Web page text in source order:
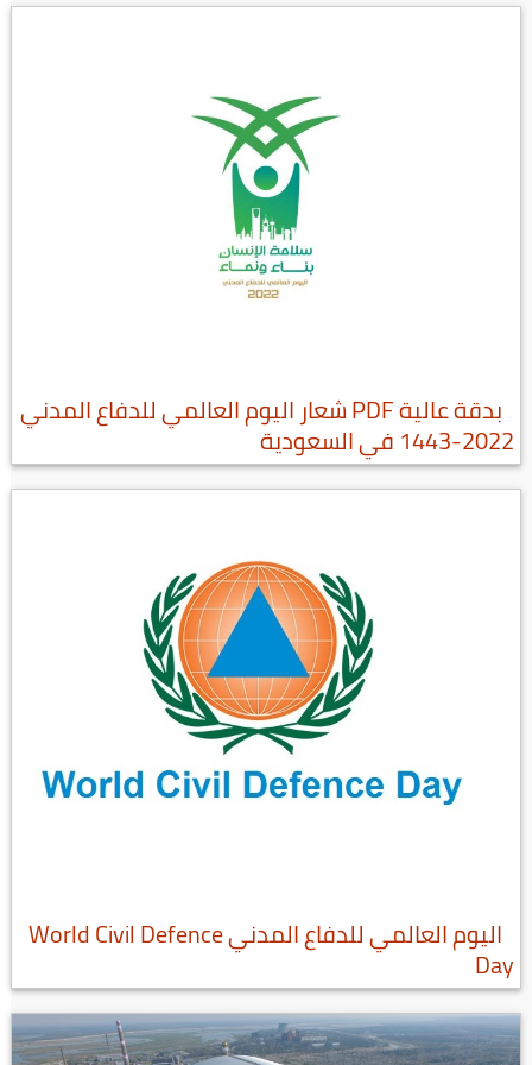
بدقة عالية PDF شعار اليوم العالمي للدفاع المدني
2022-1443 في السعودية
اليوم العالمي للدفاع المدني World Civil Defence
Day